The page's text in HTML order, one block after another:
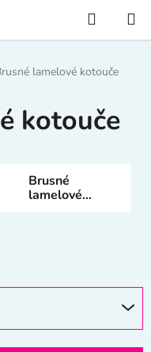
Hledat
lamelové kotouče
kotouče
Brusné
lamelové